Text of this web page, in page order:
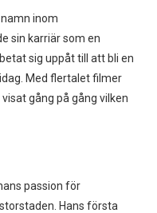
inom
sin karriär som en
sig uppåt till att bli en
Med flertalet filmer
gång på gång vilken
passion för
Hans första